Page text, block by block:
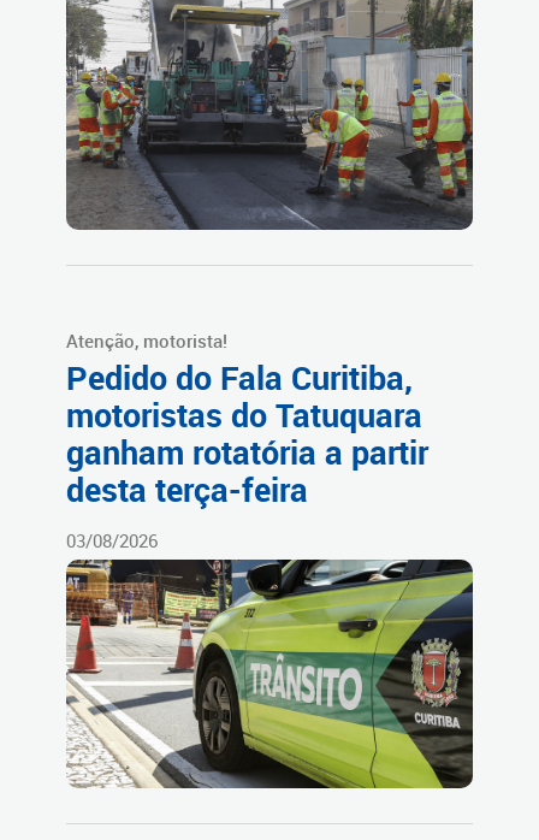
Atenção, motorista!
Pedido do Fala Curitiba,
motoristas do Tatuquara
ganham rotatória a partir
desta terça-feira
03/08/2026